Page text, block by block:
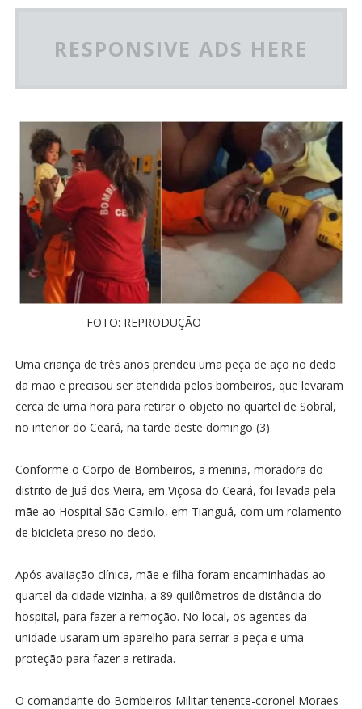
RESPONSIVE ADS HERE
FOTO: REPRODUÇÃO
Uma criança de três anos prendeu uma peça de aço no dedo
da mão e precisou ser atendida pelos bombeiros, que levaram
cerca de uma hora para retirar o objeto no quartel de Sobral,
no interior do Ceará, na tarde deste domingo (3).
Conforme o Corpo de Bombeiros, a menina, moradora do
distrito de Juá dos Vieira, em Viçosa do Ceará, foi levada pela
mãe ao Hospital São Camilo, em Tianguá, com um rolamento
de bicicleta preso no dedo.
Após avaliação clínica, mãe e filha foram encaminhadas ao
quartel da cidade vizinha, a 89 quilômetros de distância do
hospital, para fazer a remoção. No local, os agentes da
unidade usaram um aparelho para serrar a peça e uma
proteção para fazer a retirada.
O comandante do Bombeiros Militar tenente-coronel Moraes